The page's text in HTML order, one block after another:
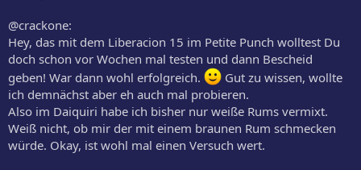
@crackone:
Hey, das mit dem Liberacion 15 im Petite Punch wolltest Du
doch schon vor Wochen mal testen und dann Bescheid
geben! War dann wohl erfolgreich.
Gut zu wissen, wollte
ich demnächst aber eh auch mal probieren.
Also im Daiquiri habe ich bisher nur weiße Rums vermixt.
Weiß nicht, ob mir der mit einem braunen Rum schmecken
würde. Okay, ist wohl mal einen Versuch wert.